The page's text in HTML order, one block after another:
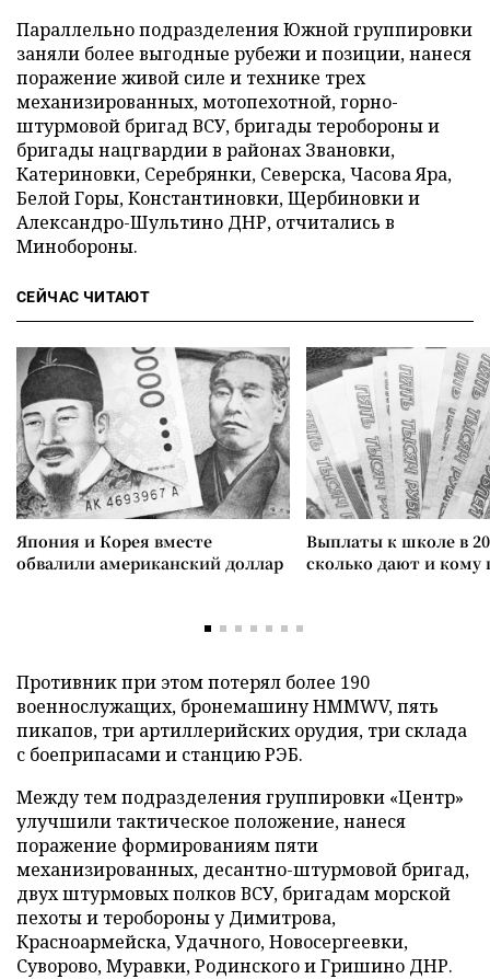
Параллельно подразделения Южной группировки
заняли более выгодные рубежи и позиции, нанеся
поражение живой силе и технике трех
механизированных, мотопехотной, горно-
штурмовой бригад ВСУ, бригады теробороны и
бригады нацгвардии в районах Звановки,
Катериновки, Серебрянки, Северска, Часова Яра,
Белой Горы, Константиновки, Щербиновки и
Александро-Шультино ДНР, отчитались в
Минобороны.
СЕЙЧАС ЧИТАЮТ
Япония и Корея вместе
обвалили американский доллар
Выплаты к школе в
сколько дают и
Противник при этом потерял более 190
военнослужащих, бронемашину HMMWV, пять
пикапов, три артиллерийских орудия, три склада
с боеприпасами и станцию РЭБ.
Между тем подразделения группировки «Центр»
улучшили тактическое положение, нанеся
поражение формированиям пяти
механизированных, десантно-штурмовой бригад,
двух штурмовых полков ВСУ, бригадам морской
пехоты и теробороны у Димитрова,
Красноармейска, Удачного, Новосергеевки,
Суворово, Муравки, Родинского и Гришино ДНР.